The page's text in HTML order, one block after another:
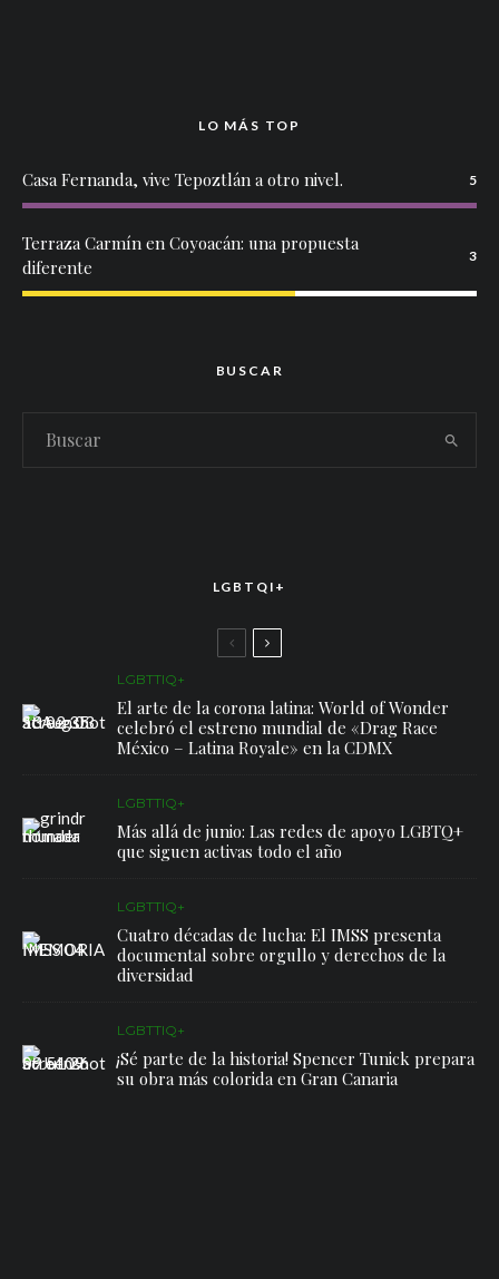
LO MÁS TOP
Casa Fernanda, vive Tepoztlán a otro nivel. 5
Terraza Carmín en Coyoacán: una propuesta
diferente
3
BUSCAR
LGBTQI+
LGBTTIQ+
El arte de la corona latina: World of Wonder
celebró el estreno mundial de «Drag Race
México – Latina Royale» en la CDMX
LGBTTIQ+
Más allá de junio: Las redes de apoyo LGBTQ+
que siguen activas todo el año
LGBTTIQ+
Cuatro décadas de lucha: El IMSS presenta
documental sobre orgullo y derechos de la
diversidad
LGBTTIQ+
¡Sé parte de la historia! Spencer Tunick prepara
su obra más colorida en Gran Canaria